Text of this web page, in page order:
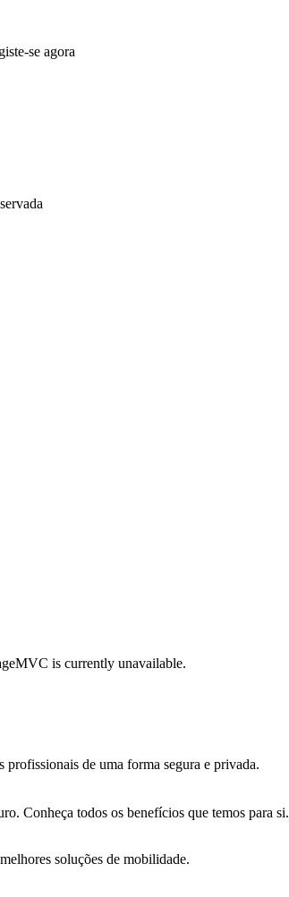
se agora
is currently unavailable.
profissionais de uma forma segura e privada.
Conheça todos os benefícios que temos para si.
soluções de mobilidade.